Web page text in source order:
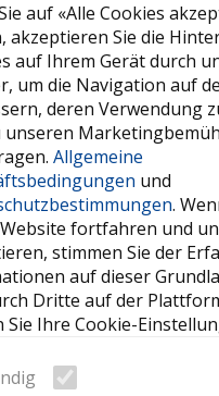
auf «Alle Cookies
akzeptieren Sie die
auf Ihrem Gerät durch
um die Navigation auf
deren Verwendung
unseren
Allgemeine
und
.
fortfahren und
stimmen Sie der
auf dieser
Dritte auf der
Sie Ihre Cookie-
uns